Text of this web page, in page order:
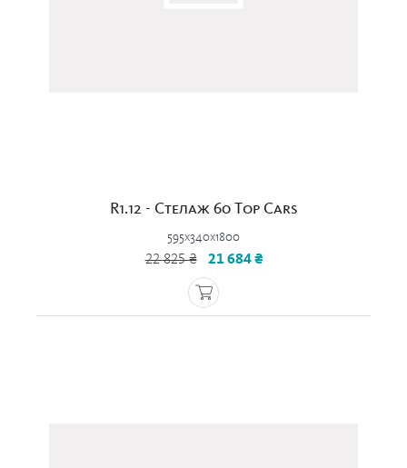
R1.12 - Стелаж 60 Top Cars
595x340x1800
22 825 ₴ 21 684 ₴